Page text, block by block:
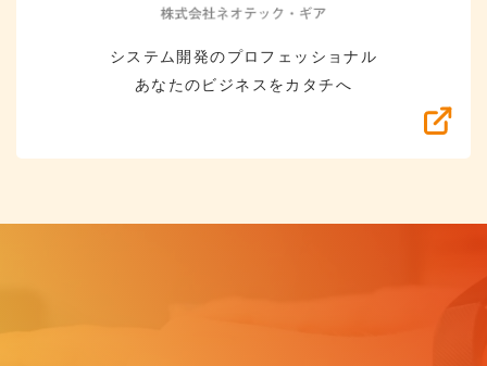
システム開発のプロフェッショナル
あなたのビジネスをカタチへ